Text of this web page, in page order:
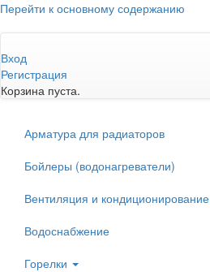
Перейти к основному содержанию
Вход
Регистрация
Корзина пуста.
Арматура для радиаторов
Бойлеры (водонагреватели)
Вентиляция и кондиционирование
Водоснабжение
Горелки